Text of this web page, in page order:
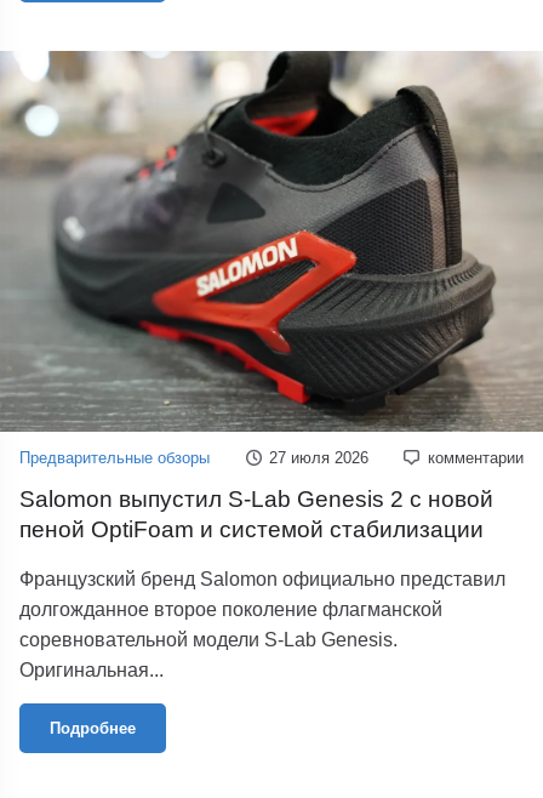
Предварительные обзоры 27 июля 2026 комментарии
Salomon выпустил S-Lab Genesis 2 с новой
пеной OptiFoam и системой стабилизации
Французский бренд Salomon официально представил
долгожданное второе поколение флагманской
соревновательной модели S-Lab Genesis.
Оригинальная...
Подробнее